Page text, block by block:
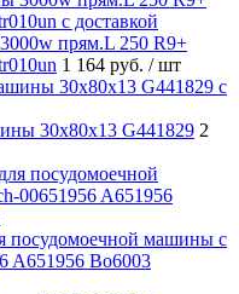
прям.L 250 R9+
1 164 руб. / шт
30x80x13 G441829 2
посудомоечной машины с
A651956 Bo6003